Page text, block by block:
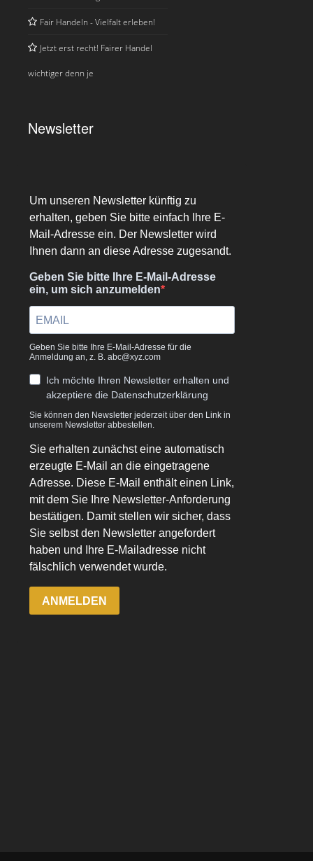
Fair Handeln - Vielfalt erleben!
Jetzt erst recht! Fairer Handel
wichtiger denn je
Newsletter